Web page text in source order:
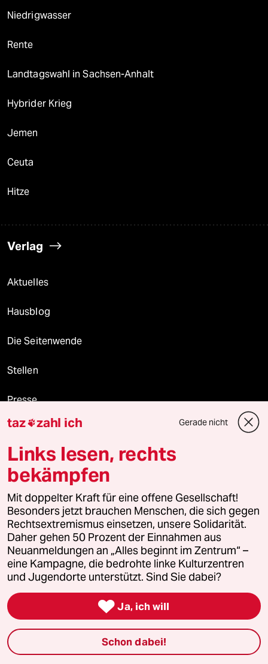
Niedrigwasser
Rente
Landtagswahl in Sachsen-Anhalt
Hybrider Krieg
Jemen
Ceuta
Hitze
Verlag
Aktuelles
Hausblog
Die Seitenwende
Stellen
Presse
Unterstützen
abo
genossenschaft
taz zahl ich
recherchefonds ausland
panterstiftung
panterpreis 2026
taz zahl ich Gerade nicht
Links lesen, rechts
bekämpfen
Mit doppelter Kraft für eine offene Gesellschaft!
Besonders jetzt brauchen Menschen, die sich gegen
Rechtsextremismus einsetzen, unsere Solidarität.
Daher gehen 50 Prozent der Einnahmen aus
Neuanmeldungen an „Alles beginnt im Zentrum“ –
eine Kampagne, die bedrohte linke Kulturzentren
und Jugendorte unterstützt. Sind Sie dabei?
 Ja, ich will
Schon dabei!